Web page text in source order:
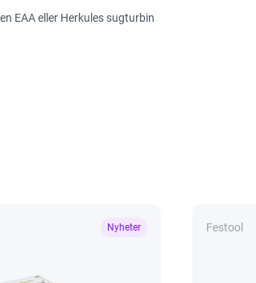
EAA eller Herkules sugturbin
Nyheter Festool